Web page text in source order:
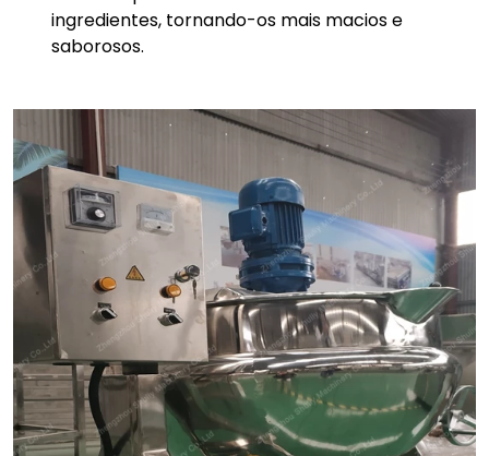
ingredientes, tornando-os mais macios e
saborosos.